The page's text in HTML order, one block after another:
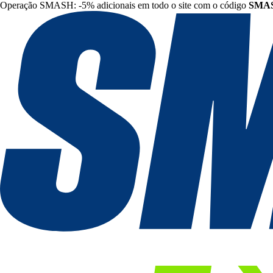
Operação SMASH: -5% adicionais em todo o site com o código